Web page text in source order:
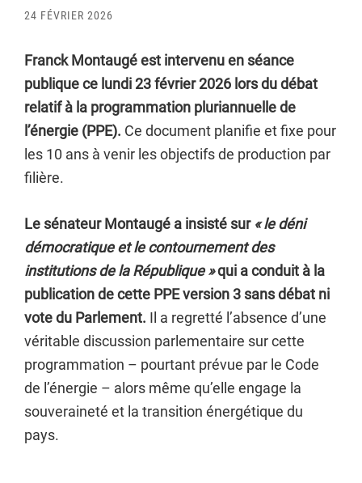
24 FÉVRIER 2026
Franck Montaugé est intervenu en séance
publique ce lundi 23 février 2026 lors du débat
relatif à la programmation pluriannuelle de
l’énergie (PPE). Ce document planifie et fixe pour
les 10 ans à venir les objectifs de production par
filière.
Le sénateur Montaugé a insisté sur « le déni
démocratique et le contournement des
institutions de la République »qui a conduit à la
publication de cette PPE version 3 sans débat ni
vote du Parlement. Il a regretté l’absence d’une
véritable discussion parlementaire sur cette
programmation – pourtant prévue par le Code
de l’énergie – alors même qu’elle engage la
souveraineté et la transition énergétique du
pays.